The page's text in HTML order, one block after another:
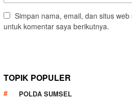
Simpan nama, email, dan situs
untuk komentar saya berikutnya.
TOPIK POPULER
POLDA SUMSEL